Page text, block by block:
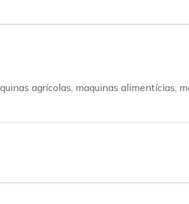
agrícolas, maquinas alimentícias,